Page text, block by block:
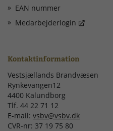
EAN nummer
Medarbejderlogin
Kontaktinformation
Vestsjællands Brandvæsen
Rynkevangen12
4400 Kalundborg
Tlf. 44 22 71 12
E-mail: vsbv@vsbv.dk
CVR-nr: 37 19 75 80